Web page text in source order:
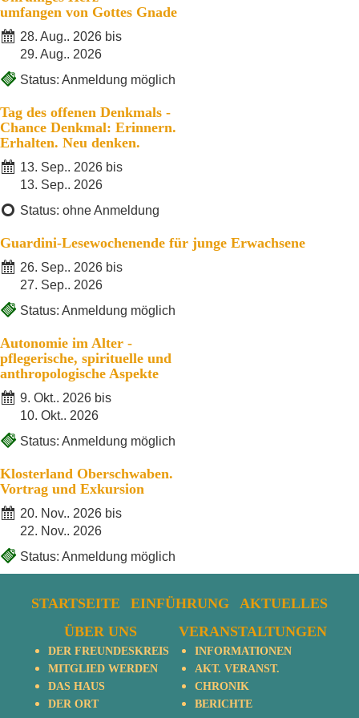
umfangen von Gottes Gnade
28. Aug.. 2026 bis
29. Aug.. 2026
Status: Anmeldung möglich
Tag des offenen Denkmals -
Chance Denkmal: Erinnern.
Erhalten. Neu denken.
13. Sep.. 2026 bis
13. Sep.. 2026
Status: ohne Anmeldung
Guardini-Lesewochenende für junge Erwachsene
26. Sep.. 2026 bis
27. Sep.. 2026
Status: Anmeldung möglich
Autonomie im Alter -
pflegerische, spirituelle und
anthropologische Aspekte
9. Okt.. 2026 bis
10. Okt.. 2026
Status: Anmeldung möglich
Klosterland Oberschwaben.
Vortrag und Exkursion
20. Nov.. 2026 bis
22. Nov.. 2026
Status: Anmeldung möglich
STARTSEITE EINFÜHRUNG
AKTUELLES
ÜBER UNS
DER FREUNDESKREIS
MITGLIED WERDEN
DAS HAUS
DER ORT
VERANSTALTUNGEN
INFORMATIONEN
AKT. VERANST.
CHRONIK
BERICHTE